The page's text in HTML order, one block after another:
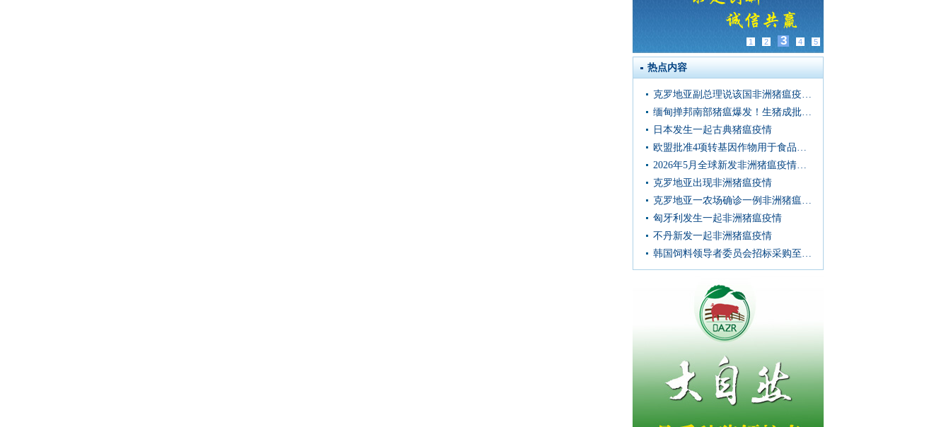
1 2 3 4 5
热点内容
克罗地亚副总理说该国非洲猪瘟疫情形势“非常严峻”
缅甸掸邦南部猪瘟爆发！生猪成批死亡，症状惊心···
日本发生一起古典猪瘟疫情
欧盟批准4项转基因作物用于食品和饲料
2026年5月全球新发非洲猪瘟疫情信息汇总
克罗地亚出现非洲猪瘟疫情
克罗地亚一农场确诊一例非洲猪瘟病例
匈牙利发生一起非洲猪瘟疫情
不丹新发一起非洲猪瘟疫情
韩国饲料领导者委员会招标采购至多6.9万吨饲料玉米